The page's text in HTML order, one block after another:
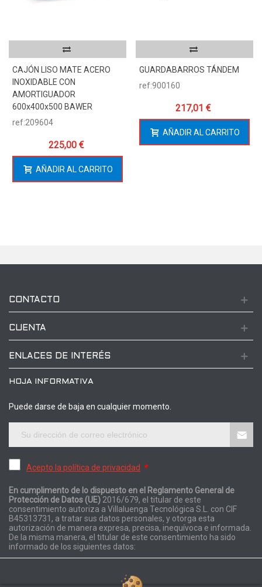
CAJÓN LISO MATE ACERO
INOXIDABLE CON
AMORTIGUADOR
600x400x500 BAWER
ref:209604
225,00 €
AÑADIR AL CARRITO
GUARDABARROS TÁNDEM
ref:900160
217,01 €
AÑADIR AL CARRITO
CONTACTO
CUENTA
ENLACES DE INTERÉS
HOJA INFORMATIVA
Puede darse de baja en cualquier momento.
Acepto la política de privacidad *
En cumplimento de lo dispuesto en el Reglamento General de
Protección de Datos (UE) 2016/679, el titular de este
consentimiento autoriza a Villaluenga Tecnológica S.L. con CIF
B45313731, a tratar sus datos personales, y otorga esta
autorización de manera expresa, precisa, inequívoca e informada.
De la misma manera, el titular de este consentimiento ha sido
informado de los siguientes datos: